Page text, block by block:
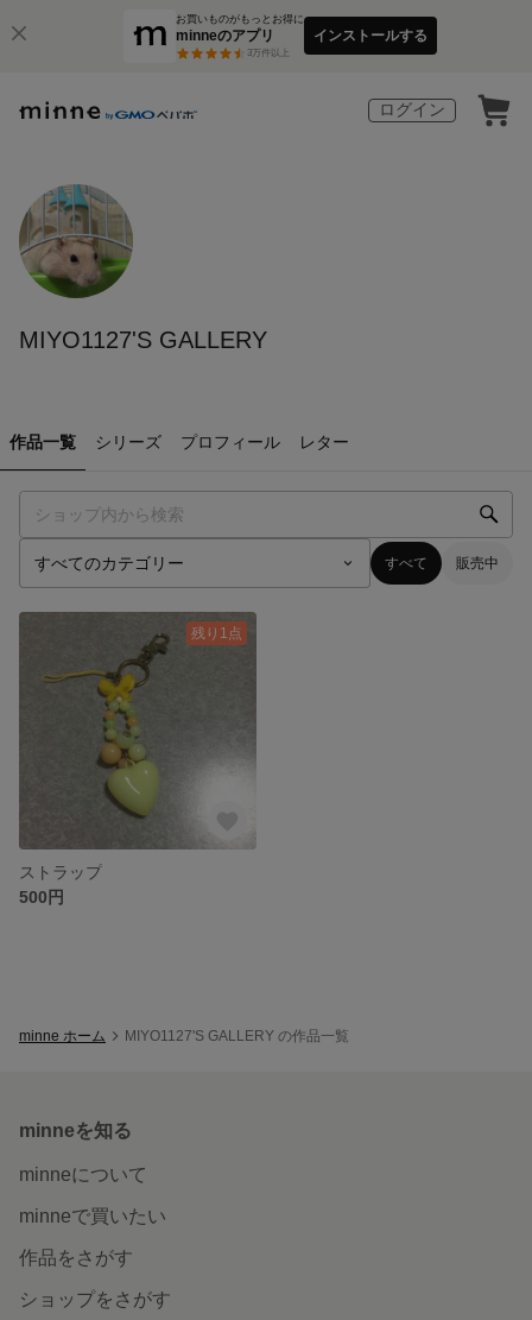
お買いものがもっとお得に
minneのアプリ
3万件以上
インストールする
ログイン
MIYO1127'S GALLERY
作品一覧 シリーズ プロフィール レター
すべて 販売中
残り1点
ストラップ
500円
minne ホーム MIYO1127'S GALLERY の作品一覧
minneを知る
minneについて
minneで買いたい
作品をさがす
ショップをさがす